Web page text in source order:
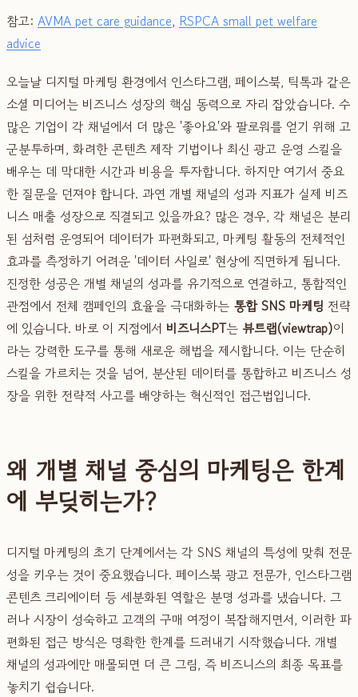
참고: AVMA pet care guidance, RSPCA small pet welfare
advice
오늘날 디지털 마케팅 환경에서 인스타그램, 페이스북, 틱톡과 같은
소셜 미디어는 비즈니스 성장의 핵심 동력으로 자리 잡았습니다. 수
많은 기업이 각 채널에서 더 많은 '좋아요'와 팔로워를 얻기 위해 고
군분투하며, 화려한 콘텐츠 제작 기법이나 최신 광고 운영 스킬을
배우는 데 막대한 시간과 비용을 투자합니다. 하지만 여기서 중요
한 질문을 던져야 합니다. 과연 개별 채널의 성과 지표가 실제 비즈
니스 매출 성장으로 직결되고 있을까요? 많은 경우, 각 채널은 분리
된 섬처럼 운영되어 데이터가 파편화되고, 마케팅 활동의 전체적인
효과를 측정하기 어려운 '데이터 사일로' 현상에 직면하게 됩니다.
진정한 성공은 개별 채널의 성과를 유기적으로 연결하고, 통합적인
관점에서 전체 캠페인의 효율을 극대화하는 통합 SNS 마케팅 전략
에 있습니다. 바로 이 지점에서 비즈니스PT는 뷰트랩(viewtrap)이
라는 강력한 도구를 통해 새로운 해법을 제시합니다. 이는 단순히
스킬을 가르치는 것을 넘어, 분산된 데이터를 통합하고 비즈니스 성
장을 위한 전략적 사고를 배양하는 혁신적인 접근법입니다.
왜 개별 채널 중심의 마케팅은 한계
에 부딪히는가?
디지털 마케팅의 초기 단계에서는 각 SNS 채널의 특성에 맞춰 전문
성을 키우는 것이 중요했습니다. 페이스북 광고 전문가, 인스타그램
콘텐츠 크리에이터 등 세분화된 역할은 분명 성과를 냈습니다. 그
러나 시장이 성숙하고 고객의 구매 여정이 복잡해지면서, 이러한 파
편화된 접근 방식은 명확한 한계를 드러내기 시작했습니다. 개별
채널의 성과에만 매몰되면 더 큰 그림, 즉 비즈니스의 최종 목표를
놓치기 쉽습니다.